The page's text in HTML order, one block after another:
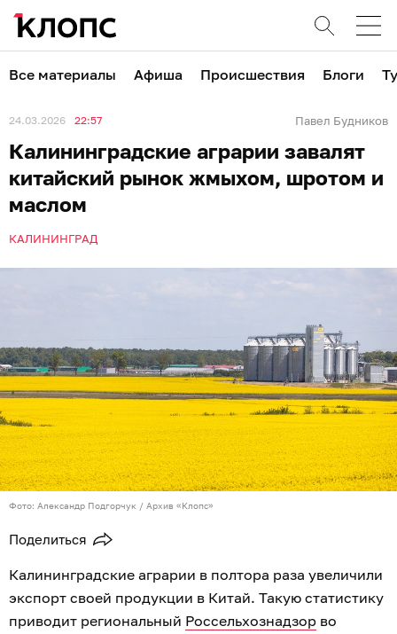
Все материалы Афиша Происшествия Блоги
24.03.2026 22:57 Павел Будников
Калининградские аграрии завалят
китайский рынок жмыхом, шротом и
маслом
КАЛИНИНГРАД
Фото: Александр Подгорчук / Архив «Клопс»
Поделиться
Калининградские аграрии в полтора раза увеличили
экспорт своей продукции в Китай. Такую статистику
приводит региональный Россельхознадзор во